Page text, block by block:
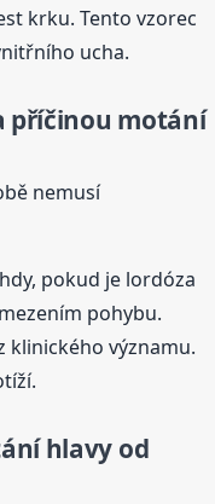
krku. Tento vzorec
ucha.
příčinou motání
nemusí
pokud je lordóza
pohybu.
klinického významu.
hlavy od